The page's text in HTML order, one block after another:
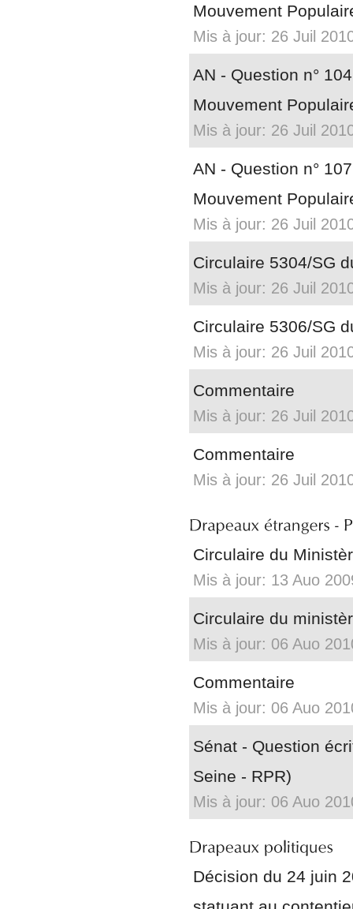
Mouvement
Mis à jour: 26 Juil
AN - Question n°
Mouvement
Mis à jour: 26 Juil
AN - Question n°
Mouvement
Mis à jour: 26 Juil
Circulaire 5304/SG
Mis à jour: 26 Juil
Circulaire 5306/SG
Mis à jour: 26 Juil
Commentaire
Mis à jour: 26 Juil
Commentaire
Mis à jour: 26 Juil
Circulaire du
Mis à jour: 13 Auo
Circulaire du
Mis à jour: 06 Auo
Commentaire
Mis à jour: 06 Auo
Sénat - Question
Seine - RPR)
Mis à jour: 06 Auo
Décision du 24 juin